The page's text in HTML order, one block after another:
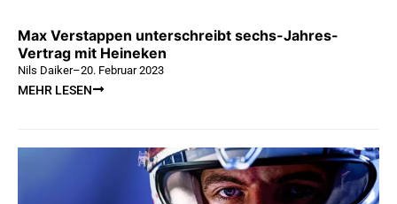
Max Verstappen unterschreibt sechs-Jahres-
Vertrag mit Heineken
Nils Daiker–20. Februar 2023
MEHR LESEN